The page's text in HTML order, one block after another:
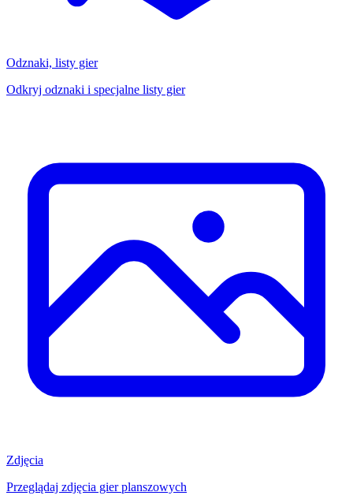
Odznaki, listy gier
Odkryj odznaki i specjalne listy gier
Zdjęcia
Przeglądaj zdjęcia gier planszowych